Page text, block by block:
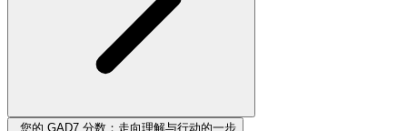
您的 GAD7 分数：走向理解与行动的一步